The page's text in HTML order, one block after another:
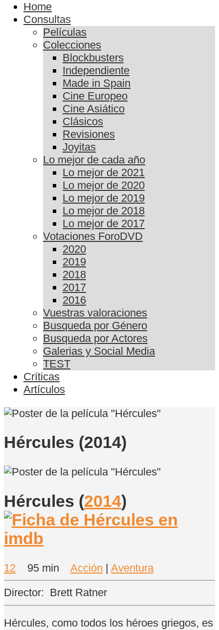
Home
Consultas
Películas
Colecciones
Blockbusters
Independiente
Made in Spain
Cine Europeo
Cine Asiático
Clásicos
Revisiones
Joyitas
Lo mejor de cada año
Lo mejor de 2021
Lo mejor de 2020
Lo mejor de 2019
Lo mejor de 2018
Lo mejor de 2017
Votaciones ForoDVD
2020
2019
2018
2017
2016
Vuestras valoraciones
Busqueda por Género
Busqueda por Actores
Galerias y Social Media
TEST
Críticas
Artículos
Hércules (2014)
Hércules (2014)
12 95 min Acción | Aventura
Director: Brett Ratner
Hércules, como todos los héroes griegos, es